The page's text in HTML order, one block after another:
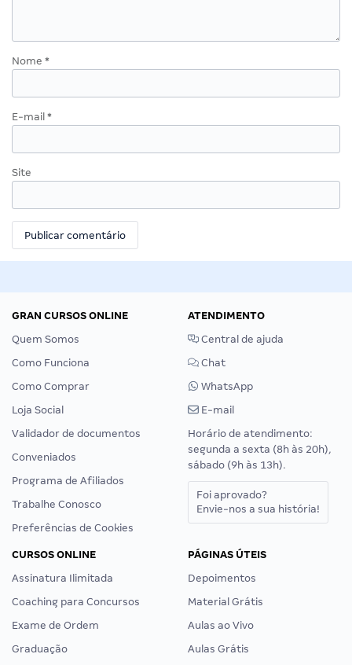
Nome *
E-mail *
Site
GRAN CURSOS ONLINE
Quem Somos
Como Funciona
Como Comprar
Loja Social
Validador de documentos
Conveniados
Programa de Afiliados
Trabalhe Conosco
Preferências de Cookies
ATENDIMENTO
Central de ajuda
Chat
WhatsApp
E-mail
Horário de atendimento:
segunda a sexta (8h às 20h),
sábado (9h às 13h).
Foi aprovado?
Envie-nos a sua história!
CURSOS ONLINE
Assinatura Ilimitada
Coaching para Concursos
Exame de Ordem
Graduação
PÁGINAS ÚTEIS
Depoimentos
Material Grátis
Aulas ao Vivo
Aulas Grátis